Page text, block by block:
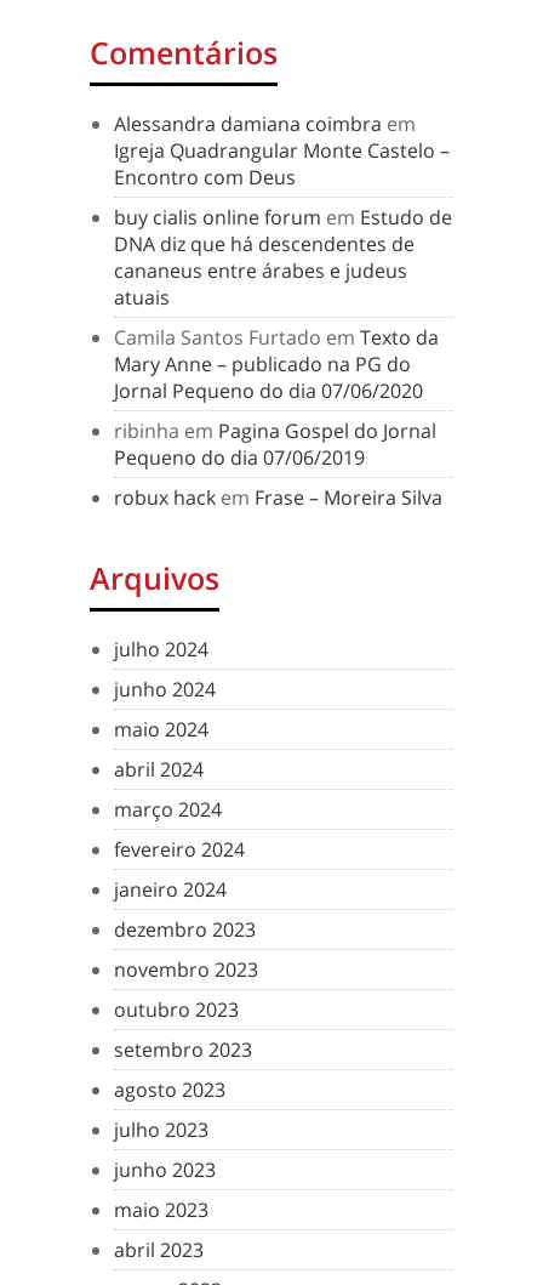
Comentários
Alessandra damiana coimbra em
Igreja Quadrangular Monte Castelo –
Encontro com Deus
buy cialis online forum em Estudo de
DNA diz que há descendentes de
cananeus entre árabes e judeus
atuais
Camila Santos Furtado em Texto da
Mary Anne – publicado na PG do
Jornal Pequeno do dia 07/06/2020
ribinha em Pagina Gospel do Jornal
Pequeno do dia 07/06/2019
robux hack em Frase – Moreira Silva
Arquivos
julho 2024
junho 2024
maio 2024
abril 2024
março 2024
fevereiro 2024
janeiro 2024
dezembro 2023
novembro 2023
outubro 2023
setembro 2023
agosto 2023
julho 2023
junho 2023
maio 2023
abril 2023